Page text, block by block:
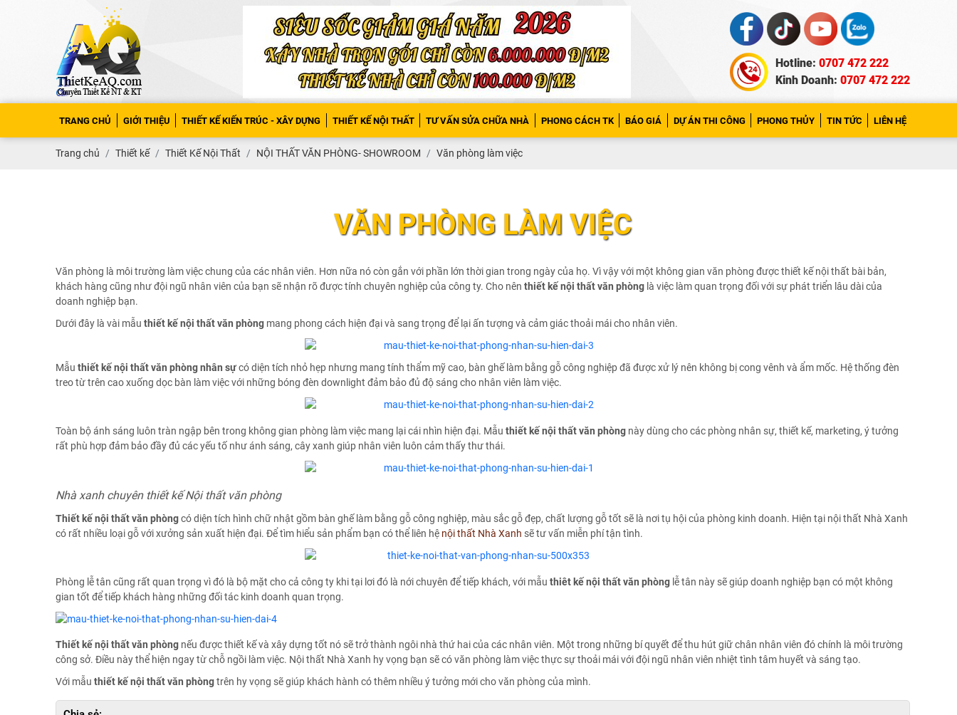
Hotline: 0707 472 222
Kinh Doanh: 0707 472 222
TRANG CHỦ GIỚI THIỆU THIẾT KẾ KIẾN TRÚC - XÂY DỰNG THIẾT KẾ NỘI THẤT TƯ VẤN SỬA CHỮA NHÀ PHONG CÁCH TK BÁO GIÁ DỰ ÁN THI CÔNG PHONG THỦY TIN TỨC LIÊN HỆ
Trang chủ Thiết kế Thiết Kế Nội Thất NỘI THẤT VĂN PHÒNG- SHOWROOM Văn phòng làm việc
VĂN PHÒNG LÀM VIỆC
Văn phòng là môi trường làm việc chung của các nhân viên. Hơn nữa nó còn gắn với phần lớn thời gian trong ngày của họ. Vì vậy với một không gian văn phòng được thiết kế nội thất bài bản,
khách hàng cũng như đội ngũ nhân viên của bạn sẽ nhận rõ được tính chuyên nghiệp của công ty. Cho nên thiết kế nội thất văn phòng là việc làm quan trọng đối với sự phát triển lâu dài của
doanh nghiệp bạn.
Dưới đây là vài mẫu thiết kế nội thất văn phòng mang phong cách hiện đại và sang trọng để lại ấn tượng và cảm giác thoải mái cho nhân viên.
Mẫu thiết kế nội thất văn phòng nhân sựcó diện tích nhỏ hẹp nhưng mang tính thẩm mỹ cao, bàn ghế làm bằng gỗ công nghiệp đã được xử lý nên không bị cong vênh và ẩm mốc. Hệ thống đèn
treo từ trên cao xuống dọc bàn làm việc với những bóng đèn downlight đảm bảo đủ độ sáng cho nhân viên làm việc.
Toàn bộ ánh sáng luôn tràn ngập bên trong không gian phòng làm việc mang lại cái nhìn hiện đại. Mẫu thiết kế nội thất văn phòng này dùng cho các phòng nhân sự, thiết kế, marketing, ý tưởng
rất phù hợp đảm bảo đầy đủ các yếu tố như ánh sáng, cây xanh giúp nhân viên luôn cảm thấy thư thái.
Nhà xanh chuyên thiết kế Nội thất văn phòng
Thiết kế nội thất văn phòngcó diện tích hình chữ nhật gồm bàn ghế làm bằng gỗ công nghiệp, màu sắc gỗ đẹp, chất lượng gỗ tốt sẽ là nơi tụ hội của phòng kinh doanh. Hiện tại nội thất Nhà Xanh
có rất nhiều loại gỗ với xưởng sản xuất hiện đại. Để tìm hiểu sản phẩm bạn có thể liên hệ nội thất Nhà Xanh sẽ tư vấn miễn phí tận tình.
Phòng lễ tân cũng rất quan trọng vì đó là bộ mặt cho cả công ty khi tại lơi đó là nới chuyên để tiếp khách, với mẫu thiêt kế nội thất văn phòng lễ tân này sẽ giúp doanh nghiệp bạn có một không
gian tốt để tiếp khách hàng những đối tác kinh doanh quan trọng.
Thiết kế nội thất văn phòng nếu được thiết kế và xây dựng tốt nó sẽ trở thành ngôi nhà thứ hai của các nhân viên. Một trong những bí quyết để thu hút giữ chân nhân viên đó chính là môi trường
công sở. Điều này thể hiện ngay từ chỗ ngồi làm việc. Nội thất Nhà Xanh hy vọng bạn sẽ có văn phòng làm việc thực sự thoải mái với đội ngũ nhân viên nhiệt tình tâm huyết và sáng tạo.
Với mẫu thiết kế nội thất văn phòngtrên hy vọng sẽ giúp khách hành có thêm nhiều ý tưởng mới cho văn phòng của mình.